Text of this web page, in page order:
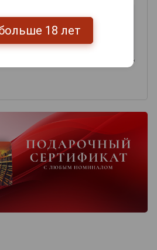
18 лет